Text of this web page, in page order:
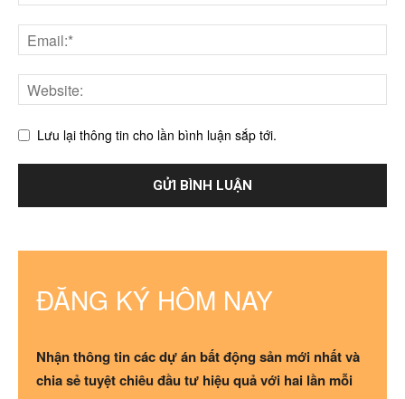
Lưu lại thông tin cho lần bình luận sắp tới.
ĐĂNG KÝ HÔM NAY
Nhận thông tin các dự án bất động sản mới nhất và
chia sẻ tuyệt chiêu đầu tư hiệu quả với hai lần mỗi